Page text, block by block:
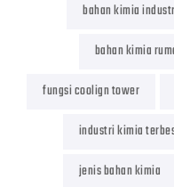
bahan kimia
bahan kimia
fungsi coolign tower
industri kimia
jenis bahan kimia